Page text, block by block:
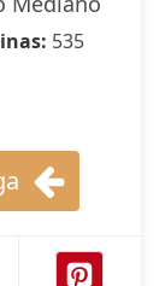
535